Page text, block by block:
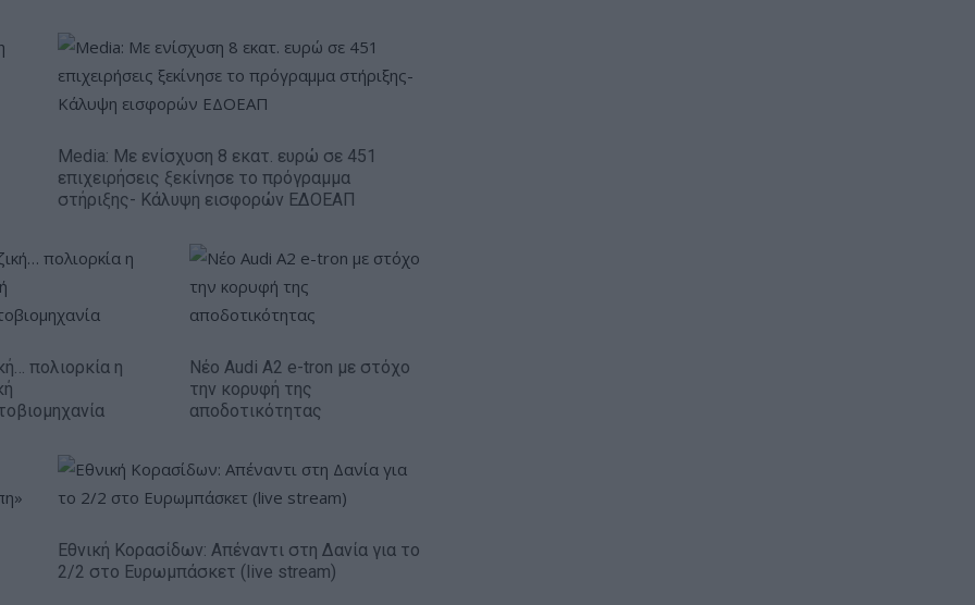
Media: Με ενίσχυση 8 εκατ. ευρώ σε 451
επιχειρήσεις ξεκίνησε το πρόγραμμα
στήριξης- Κάλυψη εισφορών ΕΔΟΕΑΠ
πολιορκία η
Νέο Audi A2 e-tron με στόχο
την κορυφή της
αποδοτικότητας
Εθνική Κορασίδων: Απέναντι στη Δανία για το
2/2 στο Ευρωμπάσκετ (live stream)